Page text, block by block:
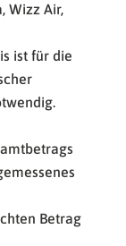
Wizz Air,
ist für die
Betrag